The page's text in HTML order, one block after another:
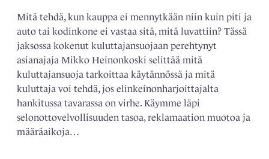
Mitä tehdä, kun kauppa ei mennytkään niin kuin piti ja
auto tai kodinkone ei vastaa sitä, mitä luvattiin? Tässä
jaksossa kokenut kuluttajansuojaan perehtynyt
asianajaja Mikko Heinonkoski selittää mitä
kuluttajansuoja tarkoittaa käytännössä ja mitä
kuluttaja voi tehdä, jos elinkeinonharjoittajalta
hankitussa tavarassa on virhe. Käymme läpi
selonottovelvollisuuden tasoa, reklamaation muotoa ja
määräaikoja…